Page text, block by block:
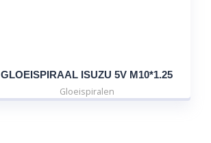
GLOEISPIRAAL ISUZU 5V M10*1.25
Gloeispiralen